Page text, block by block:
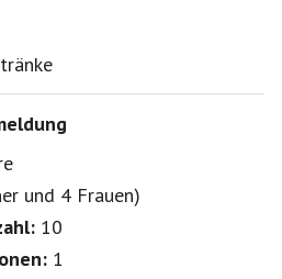
und 4 Frauen)
10
1